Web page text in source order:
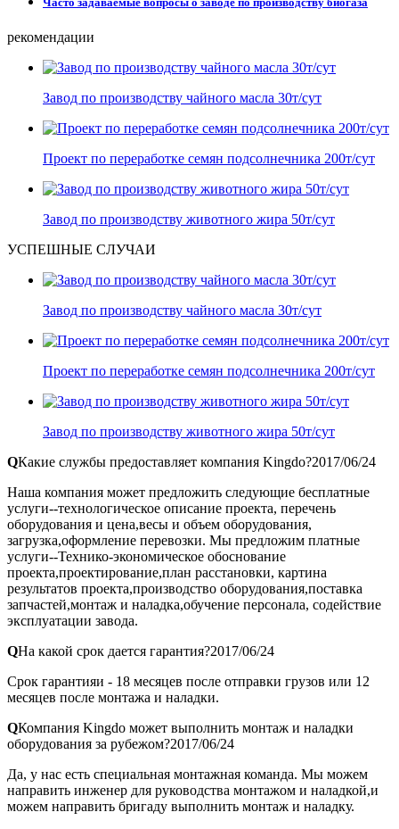
рекомендации
Завод по производству чайного масла 30т/сут
Проект по переработке семян подсолнечника 200т/сут
Завод по производству животного жира 50т/сут
УСПЕШНЫЕ СЛУЧАИ
Завод по производству чайного масла 30т/сут
Проект по переработке семян подсолнечника 200т/сут
Завод по производству животного жира 50т/сут
QКакие службы предоставляет компания Kingdo?2017/06/24
Наша компания может предложить следующие бесплатные
услуги--технологическое описание проекта, перечень
оборудования и цена,весы и объем оборудования,
загрузка,оформление перевозки. Мы предложим платные
услуги--Технико-экономическое обоснование
проекта,проектирование,план расстановки, картина
результатов проекта,производство оборудования,поставка
запчастей,монтаж и наладка,обучение персонала, содействие
эксплуатации завода.
QНа какой срок дается гарантия?2017/06/24
Срок гарантияи - 18 месяцев после отправки грузов или 12
месяцев после монтажа и наладки.
QКомпания Kingdo может выполнить монтаж и наладки
оборудования за рубежом?2017/06/24
Да, у нас есть специальная монтажная команда. Мы можем
направить инженер для руководства монтажом и наладкой,и
можем направить бригаду выполнить монтаж и наладку.